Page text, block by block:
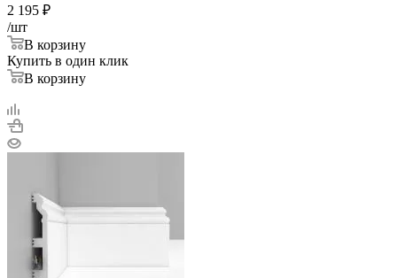
2 195 ₽
/шт
В корзину
Купить в один клик
В корзину